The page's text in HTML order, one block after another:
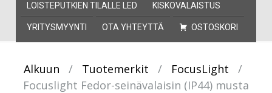
LOISTEPUTKIEN TILALLE LED KISKOVALAISTUS
YRITYSMYYNTI OTA YHTEYTTÄ OSTOSKORI
Alkuun / Tuotemerkit / FocusLight
/
Focuslight Fedor-seinävalaisin (IP44) musta